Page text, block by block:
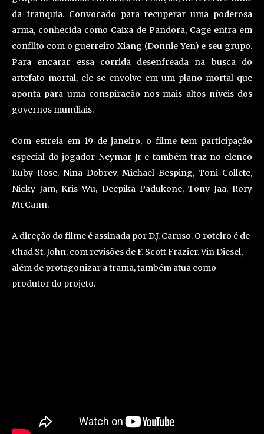
da franquia. Convocado para recuperar uma poderosa
arma, conhecida como Caixa de Pandora, Cage entra em
conflito com o guerreiro Xiang (Donnie Yen) e seu grupo.
Para encarar essa corrida desenfreada na busca do
artefato mortal, ele se envolve em um plano mortal que
aponta para uma conspiração nos mais altos níveis dos
governos mundiais.
Com estreia em 19 de janeiro, o filme tem participação
especial do jogador Neymar Jr e também traz no elenco
Ruby Rose, Nina Dobrev, Michael Besping, Toni Collete,
Nicky Jam, Kris Wu, Deepika Padukone, Tony Jaa, Rory
McCann.
A direção do filme é assinada por D.J. Caruso. O roteiro é de
Chad St. John, com revisões de F. Scott Frazier. Vin Diesel,
além de protagonizar a trama, também atua como
produtor do projeto.